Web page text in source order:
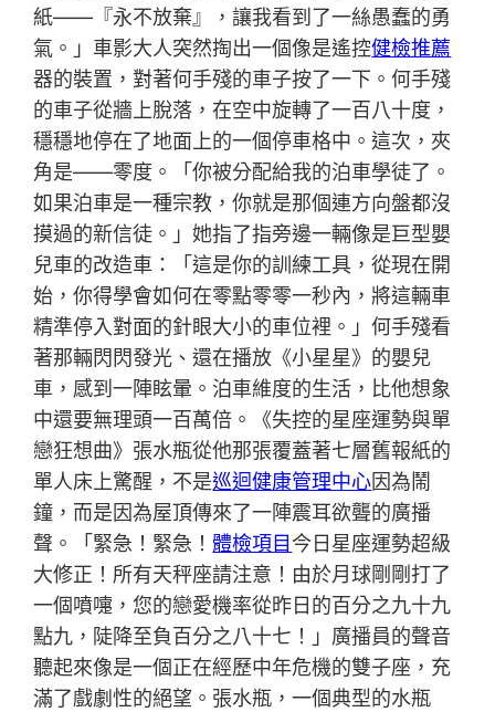
紙——『永不放棄』，讓我看到了一絲愚蠢的勇
氣。」車影大人突然掏出一個像是遙控健檢推薦
器的裝置，對著何手殘的車子按了一下。何手殘
的車子從牆上脫落，在空中旋轉了一百八十度，
穩穩地停在了地面上的一個停車格中。這次，夾
角是——零度。「你被分配給我的泊車學徒了。
如果泊車是一種宗教，你就是那個連方向盤都沒
摸過的新信徒。」她指了指旁邊一輛像是巨型嬰
兒車的改造車：「這是你的訓練工具，從現在開
始，你得學會如何在零點零零一秒內，將這輛車
精準停入對面的針眼大小的車位裡。」何手殘看
著那輛閃閃發光、還在播放《小星星》的嬰兒
車，感到一陣眩暈。泊車維度的生活，比他想象
中還要無理頭一百萬倍。《失控的星座運勢與單
戀狂想曲》張水瓶從他那張覆蓋著七層舊報紙的
單人床上驚醒，不是巡迴健康管理中心因為鬧
鐘，而是因為屋頂傳來了一陣震耳欲聾的廣播
聲。「緊急！緊急！ 體檢項目 今日星座運勢超級
大修正！所有天秤座請注意！由於月球剛剛打了
一個噴嚏，您的戀愛機率從昨日的百分之九十九
點九，陡降至負百分之八十七！」廣播員的聲音
聽起來像是一個正在經歷中年危機的雙子座，充
滿了戲劇性的絕望。張水瓶，一個典型的水瓶